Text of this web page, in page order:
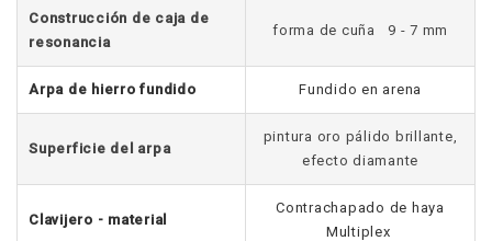
Construcción de caja de
resonancia
forma de cuña 9 - 7 mm
Arpa de hierro fundido Fundido en arena
Superficie del arpa
pintura oro pálido brillante,
efecto diamante
Clavijero - material
Contrachapado de haya
Multiplex